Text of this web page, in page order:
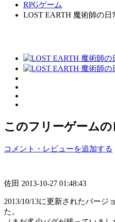
RPGゲーム
LOST EARTH 魔術師の日
このフリーゲーム
コメント・レビューを追加する
佐田 2013-10-27 01:48:43
2013/10/13に更新されたバージ
た。